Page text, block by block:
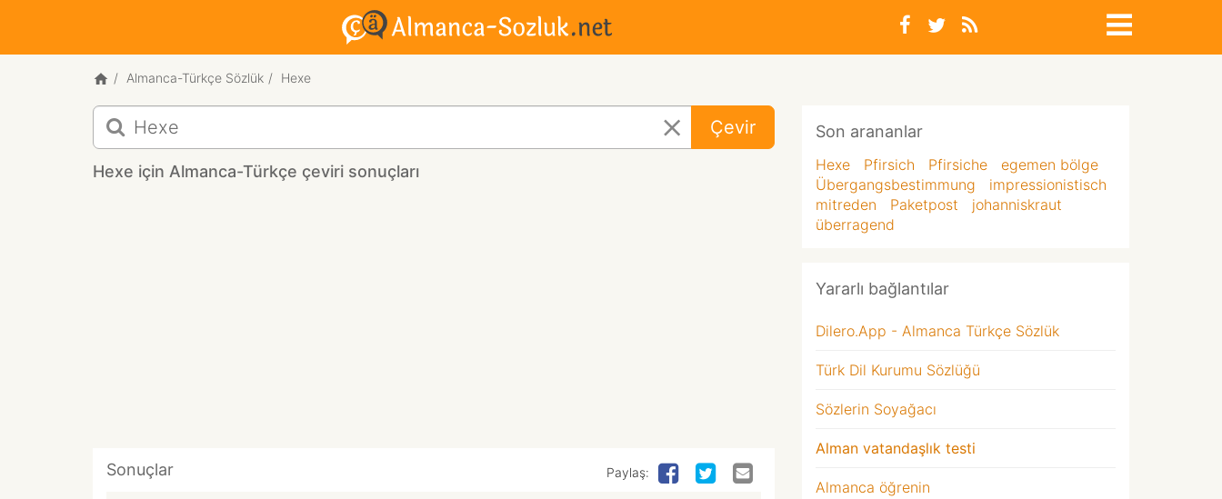
Almanca-Türkçe Sözlük Hexe
Hexe
için
Almanca-
Türkçe
Çevir
Hexe için Almanca-Türkçe çeviri sonuçları
Sonuçlar Paylaş:
Son arananlar
Hexe Pfirsich Pfirsiche
egemen bölge
Übergangsbestimmung
impressionistisch
mitreden
Paketpost
johanniskraut
überragend
Yararlı bağlantılar
Dilero.App - Almanca Türkçe Sözlük
Türk Dil Kurumu Sözlüğü
Sözlerin Soyağacı
Alman vatandaşlık testi
Almanca öğrenin